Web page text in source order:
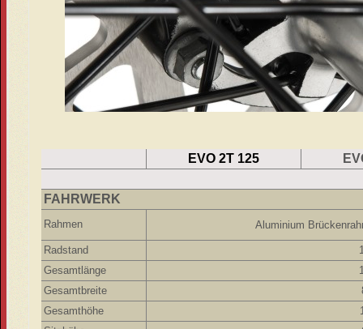
EVO 2T 125
FAHRWERK
Rahmen Aluminium
Radstand
Gesamtlänge
Gesamtbreite
Gesamthöhe